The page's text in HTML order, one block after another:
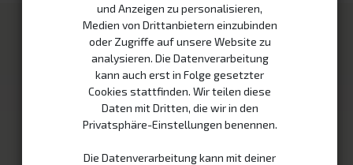
Unsere Produkte
Swobee Station
Infrastruktur
Partner
Wie es funktioniert
Nachhaltigkeit
Unternehmen Rechtliches
und Anzeigen zu personalisieren,
Medien von Drittanbietern einzubinden
oder Zugriffe auf unsere Website zu
analysieren. Die Datenverarbeitung
kann auch erst in Folge gesetzter
Cookies stattfinden. Wir teilen diese
Daten mit Dritten, die wir in den
Privatsphäre-Einstellungen benennen.
Die Datenverarbeitung kann mit deiner